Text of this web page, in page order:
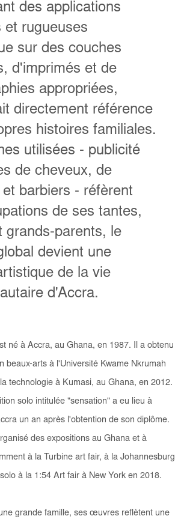
des applications
et rugueuses
sur des couches
d'imprimés et de
appropriées,
directement référence
histoires familiales.
utilisées - publicité
de cheveux, de
barbiers - réfèrent
de ses tantes,
grands-parents, le
devient une
de la vie
d'Accra.
né à Accra, au Ghana, en 1987. Il a obtenu
beaux-arts à l'Université Kwame Nkrumah
technologie à Kumasi, au Ghana, en 2012.
solo intitulée "sensation" a eu lieu à
un an après l'obtention de son diplôme.
des expositions au Ghana et à
à la Turbine art fair, à la Johannesburg
à la 1:54 Art fair à New York en 2018.
grande famille, ses œuvres reflètent une